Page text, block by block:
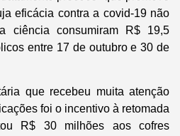
eficácia contra a covid-19 não
ciência consumiram R$ 19,5
entre 17 de outubro e 30 de
que recebeu muita atenção
foi o incentivo à retomada
R$ 30 milhões aos cofres